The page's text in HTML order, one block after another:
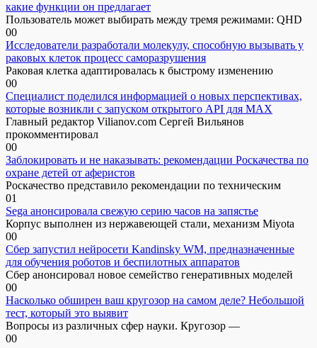
какие функции он предлагает
Пользователь может выбирать между тремя режимами: QHD
00
Исследователи разработали молекулу, способную вызывать у
раковых клеток процесс саморазрушения
Раковая клетка адаптировалась к быстрому изменению
00
Специалист поделился информацией о новых перспективах,
которые возникли с запуском открытого API для МАХ
Главный редактор Vilianov.com Сергей Вильянов
прокомментировал
00
Заблокировать и не наказывать: рекомендации Роскачества по
охране детей от аферистов
Роскачество представило рекомендации по техническим
01
Sega анонсировала свежую серию часов на запястье
Корпус выполнен из нержавеющей стали, механизм Miyota
00
Сбер запустил нейросети Kandinsky WM, предназначенные
для обучения роботов и беспилотных аппаратов
Сбер анонсировал новое семейство генеративных моделей
00
Насколько обширен ваш кругозор на самом деле? Небольшой
тест, который это выявит
Вопросы из различных сфер науки. Кругозор —
00